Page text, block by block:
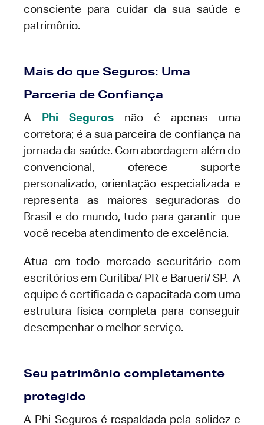
consciente para cuidar da sua saúde e
patrimônio.
Mais do que Seguros: Uma
Parceria de Confiança
A Phi Seguros não é apenas uma
corretora; é a sua parceira de confiança na
jornada da saúde. Com abordagem além do
convencional, oferece suporte
personalizado, orientação especializada e
representa as maiores seguradoras do
Brasil e do mundo, tudo para garantir que
você receba atendimento de excelência.
Atua em todo mercado securitário com
escritórios em Curitiba/ PR e Barueri/ SP. A
equipe é certificada e capacitada com uma
estrutura física completa para conseguir
desempenhar o melhor serviço.
Seu patrimônio completamente
protegido
A Phi Seguros é respaldada pela solidez e